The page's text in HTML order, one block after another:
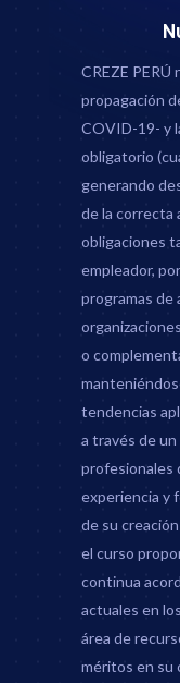
CREZE PERÚ
propagación
COVID-19- y
obligatorio
generando
de la correcta
obligaciones
empleador,
programas de
o
tendencias
a través de
profesionales
experiencia y
de su
el curso
continua
actuales en
área de
méritos en su